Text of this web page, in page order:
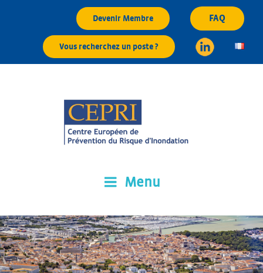
Devenir Membre FAQ
Vous recherchez un poste ?
Menu